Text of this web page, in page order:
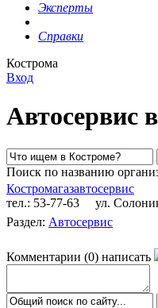
Эксперты
Справки
Кострома
Вход
Автосервис
Поиск по названию
Костромагазавтосервис
тел.: 53-77-63
ул.
Раздел: Автосервис
Комментарии (0) написать